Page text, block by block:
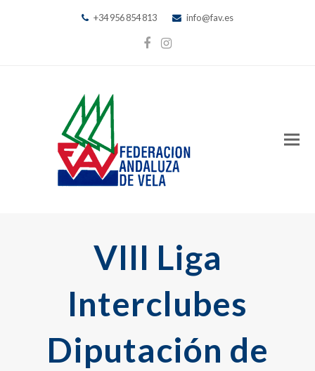
+34 956 854 813 info@fav.es
Facebook
Instagram
VIII Liga
Interclubes
Diputación de